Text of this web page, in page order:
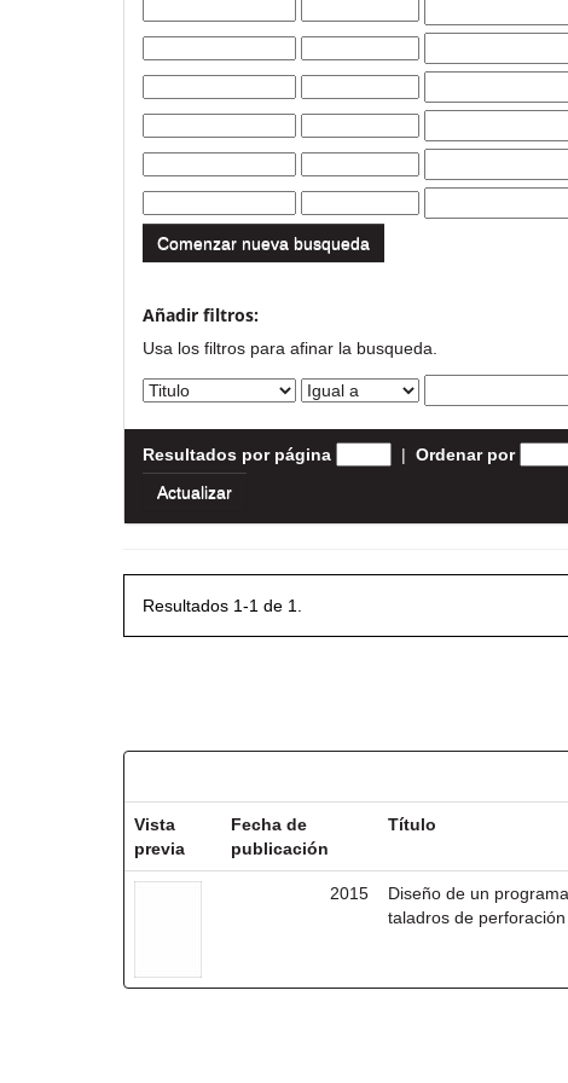
Comenzar nueva busqueda
Añadir filtros:
Usa los filtros para afinar la busqueda.
Resultados por página | Ordenar por
Resultados 1-1 de 1.
Vista
previa
Fecha de
publicación
Título
2015
Diseño de un
taladros de